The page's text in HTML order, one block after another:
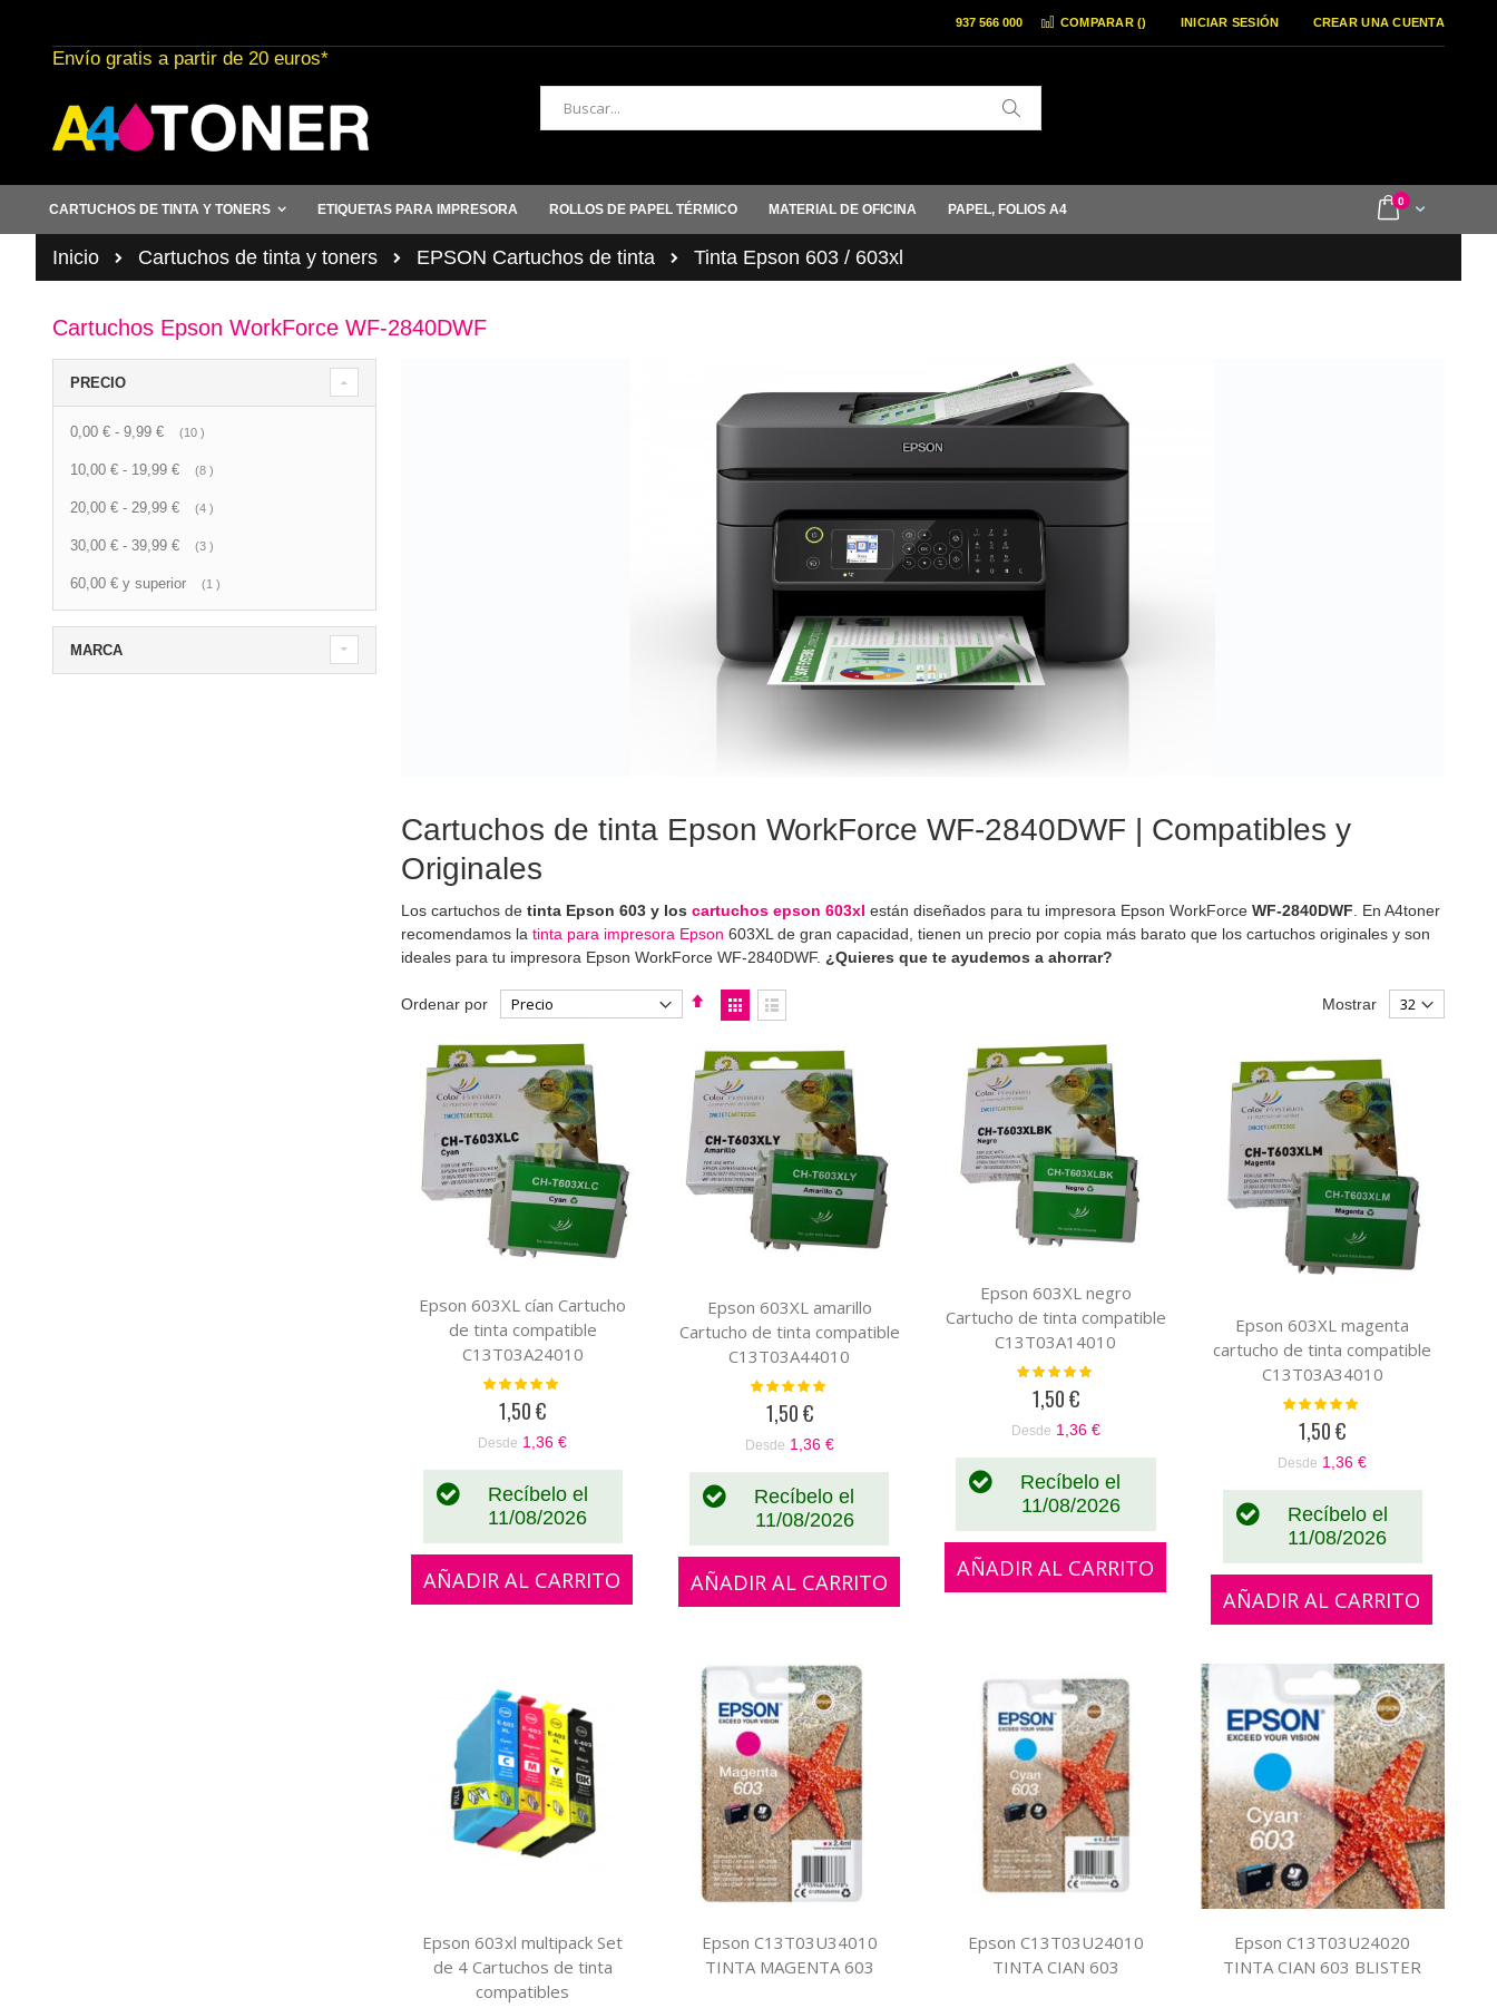
al
contenido
COMPARAR () INICIAR SESIÓN CREAR UNA CUENTA
937 566 000
Envío gratis a partir de 20 euros*
Buscar
Cart
0items
CARTUCHOS DE TINTA Y TONERS ETIQUETAS PARA IMPRESORA ROLLOS DE PAPEL TÉRMICO MATERIAL DE OFICINA PAPEL, FOLIOS A4
Inicio Cartuchos de tinta y toners EPSON Cartuchos de tinta Tinta Epson 603 / 603xl
Cartuchos Epson WorkForce WF-2840DWF
Cartuchos de tinta Epson WorkForce WF-2840DWF | Compatibles y
Originales
Los cartuchos de tinta Epson 603 y los cartuchos epson 603xl están diseñados para tu impresora Epson WorkForce WF-2840DWF . En A4toner
recomendamos la tinta para impresora Epson 603XL de gran capacidad, tienen un precio por copia más barato que los cartuchos originales y son
ideales para tu impresora Epson WorkForce WF-2840DWF. ¿Quieres que te ayudemos a ahorrar?
Ordenar por
Fijar
Dirección
Descendente
Ver
como
Mostrar
Epson 603XL cían Cartucho
de tinta compatible
C13T03A24010
Valoración:
1,50 €
Desde 1,36 €
Recíbelo el
11/08/2026
AÑADIR AL CARRITO
Epson 603XL amarillo
Cartucho de tinta compatible
C13T03A44010
Valoración:
1,50 €
Desde 1,36 €
Recíbelo el
11/08/2026
AÑADIR AL CARRITO
Epson 603XL negro
Cartucho de tinta compatible
C13T03A14010
Valoración:
1,50 €
Desde 1,36 €
Recíbelo el
11/08/2026
AÑADIR AL CARRITO
Epson 603XL magenta
cartucho de tinta compatible
C13T03A34010
Valoración:
1,50 €
Desde 1,36 €
Recíbelo el
11/08/2026
AÑADIR AL CARRITO
Epson 603xl multipack Set
de 4 Cartuchos de tinta
compatibles
Epson C13T03U34010
TINTA MAGENTA 603
Epson C13T03U24010
TINTA CIAN 603
Epson C13T03U24020
TINTA CIAN 603 BLISTER
PRECIO
0,00 € - 9,99 € 10 artículo
10,00 € - 19,99 € 8 artículo
20,00 € - 29,99 € 4 artículo
30,00 € - 39,99 € 3 artículo
60,00 € y superior 1 artículo
MARCA